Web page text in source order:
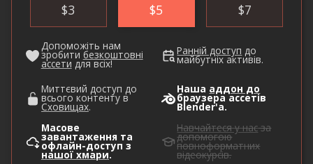
$3 $5 $7
Допоможіть нам
зробити безкоштовні
ассети для всіх!
Ранній доступ до
майбутніх активів.
Миттєвий доступ до
всього контенту в
Сховищах.
Наша аддон до
браузера ассетів
Blender'а.
Масове
завантаження та
офлайн-доступ з
нашої хмари.
Навчайтеся у насза
допомогою
повноформатних
відеокурсів.